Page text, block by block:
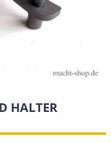
HALTER